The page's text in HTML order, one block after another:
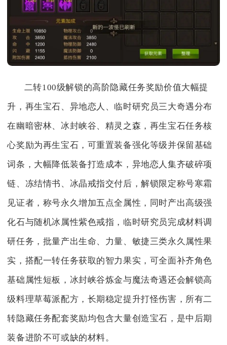
二转100级解锁的高阶隐藏任务奖励价值大幅提
升，再生宝石、异地恋人、临时研究员三大奇遇分布
在幽暗密林、冰封峡谷、精灵之森，再生宝石任务核
心奖励为再生宝石，可重置装备强化等级并保留基础
词条，大幅降低装备打造成本，异地恋人集齐破碎项
链、冻结情书、冰晶戒指交付后，解锁限定称号寒霜
见证者，称号永久增加五点全属性，同时产出高级强
化石与随机冰属性紫色戒指，临时研究员完成材料调
研任务，批量产出生命、力量、敏捷三类永久属性果
实，搭配一转任务获取的智力果实，可全面补齐角色
基础属性短板，冰封峡谷炼金与魔法奇遇还会解锁高
级料理草莓派配方，长期稳定提升打怪伤害，所有二
转隐藏任务配套奖励均包含大量创造宝石，是中后期
装备进阶不可或缺的材料。